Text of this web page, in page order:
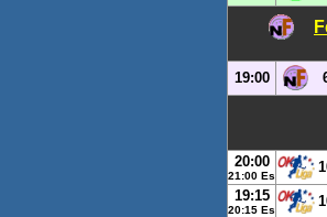
19:00
20:00
21:00 Es
19:15
20:15 Es